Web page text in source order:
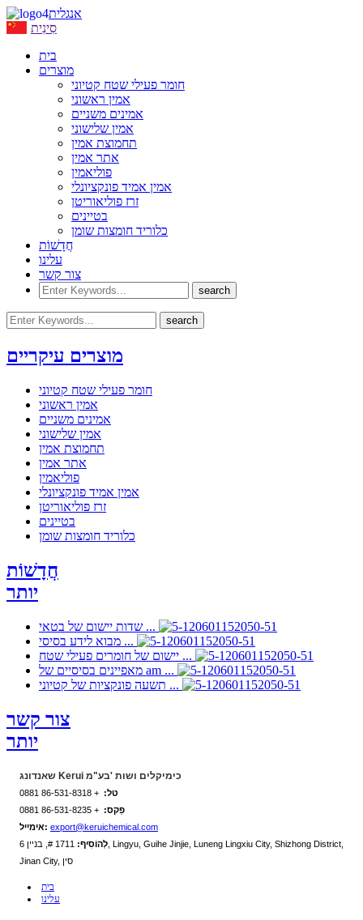
אנגלית
סִינִית
בית
מוצרים
חומר פעילי שטח קטיוני
אמין ראשוני
אמינים משניים
אמין שלישוני
תחמוצת אמין
אתר אמין
פוליאמין
אמין אמיד פונקציונלי
זרז פוליאוריטן
בטיינים
כלוריד חומצות שומן
חֲדָשׁוֹת
עלינו
צור קשר
מוצרים עיקריים
חומר פעילי שטח קטיוני
אמין ראשוני
אמינים משניים
אמין שלישוני
תחמוצת אמין
אתר אמין
פוליאמין
אמין אמיד פונקציונלי
זרז פוליאוריטן
בטיינים
כלוריד חומצות שומן
חֲדָשׁוֹת
יותר
שדות יישום של בטאי ...
מבוא לידע בסיסי ...
יישום של חומרים פעילי שטח ...
מאפיינים בסיסיים של am ...
תשעה פונקציות של קטיוני ...
צור קשר
יותר
שאנדונג Kerui כימיקלים ושות 'בע"מ
טל: + 86-531-8318 0881
פַקס: + 86-531-8235 0881
אימייל: export@keruichemical.com
לְהוֹסִיף:
1711 #, בניין 6, Lingyu, Guihe Jinjie, Luneng Lingxiu City, Shizhong District,
Jinan City, סין
בית
עלינו